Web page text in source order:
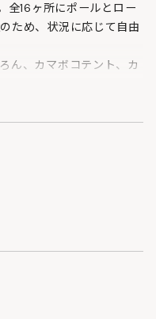
全16ヶ所にポールとロー
ため、状況に応じて自由
ん、カマボコテント、カ